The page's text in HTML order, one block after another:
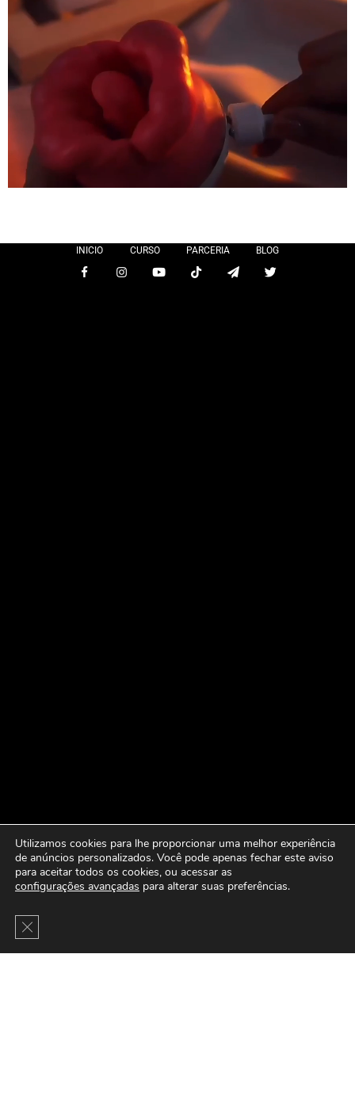
INICIO CURSO PARCERIA BLOG
Utilizamos cookies para lhe proporcionar uma melhor experiência
de anúncios personalizados. Você pode apenas fechar este aviso
para aceitar todos os cookies, ou acessar as
configurações avançadas para alterar suas preferências.
Close GDPR Cookie Banner